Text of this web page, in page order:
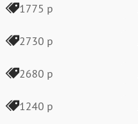
1775 р
2730 р
2680 р
1240 р